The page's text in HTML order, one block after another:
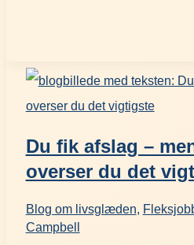
Du fik afslag –
overser du det
Blog om livsglæden
Campbell